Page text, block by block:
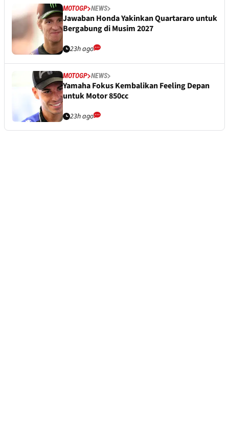
MOTOGP NEWS
Jawaban Honda Yakinkan Quartararo untuk
Bergabung di Musim 2027
23h ago
MOTOGP NEWS
Yamaha Fokus Kembalikan Feeling Depan
untuk Motor 850cc
23h ago